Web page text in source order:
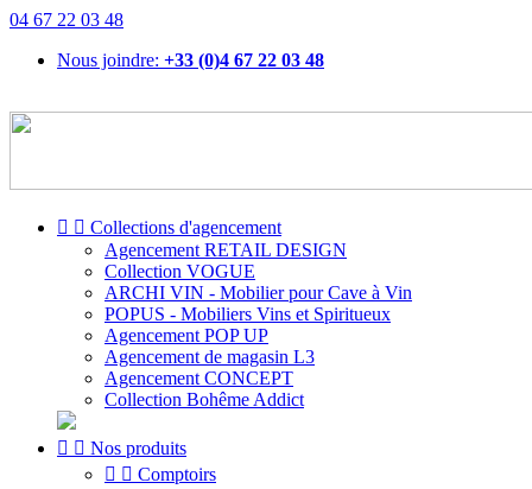
04 67 22 03 48
Nous joindre: +33 (0)4 67 22 03 48
  Collections d'agencement
Agencement RETAIL DESIGN
Collection VOGUE
ARCHI VIN - Mobilier pour Cave à Vin
POPUS - Mobiliers Vins et Spiritueux
Agencement POP UP
Agencement de magasin L3
Agencement CONCEPT
Collection Bohême Addict
  Nos produits
  Comptoirs